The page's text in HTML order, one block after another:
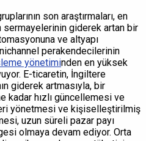
son araştırmaları, en
sermayelerinin giderek artan bir
ve altyapı
perakendecilerinin
yönetiminden en yüksek
E-ticaretin, İngiltere
giderek artmasıyla, bir
kadar hızlı güncellemesi ve
yönetmesi ve kişiselleştirilmiş
uzun süreli pazar payı
olmaya devam ediyor. Orta